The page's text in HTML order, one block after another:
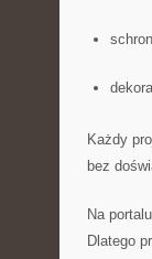
Każdy
bez
Na
Dlatego